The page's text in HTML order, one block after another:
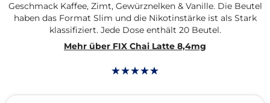
Geschmack Kaffee, Zimt, Gewürznelken & Vanille. Die Beutel
haben das Format Slim und die Nikotinstärke ist als Stark
klassifiziert. Jede Dose enthält 20 Beutel.
Mehr über FIX Chai Latte 8,4mg